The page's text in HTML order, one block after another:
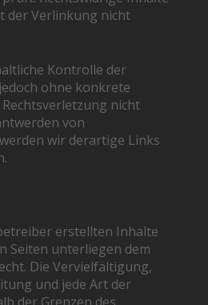
der Verlinkung nicht
Kontrolle der
ohne konkrete
nicht
von
wir derartige Links
erstellten Inhalte
Seiten unterliegen dem
Die Vervielfältigung,
und jede Art der